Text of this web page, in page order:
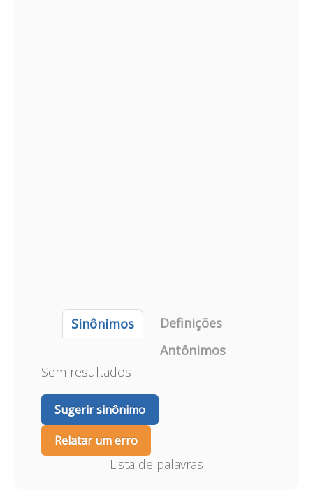
Sinônimos
Definições
Antônimos
Sem resultados
Sugerir sinônimo
Relatar um erro
Lista de palavras